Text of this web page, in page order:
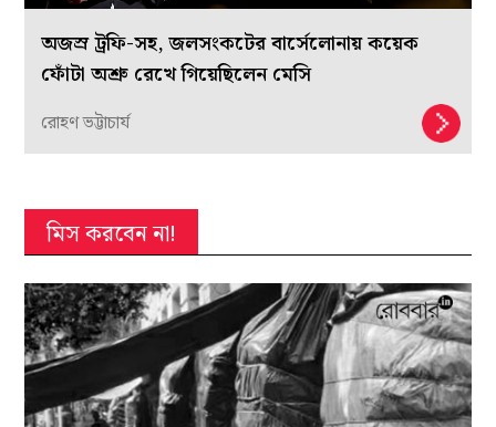
অজস্র ট্রফি-সহ, জলসংকটের বার্সেলোনায় কয়েক
ফোঁটা অশ্রু রেখে গিয়েছিলেন মেসি
রোহণ ভট্টাচার্য
মিস করবেন না!